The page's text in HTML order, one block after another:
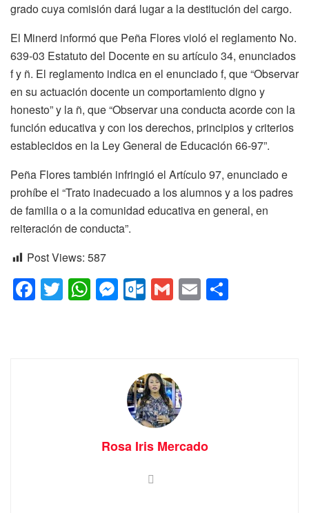
grado cuya comisión dará lugar a la destitución del cargo.
El Minerd informó que Peña Flores violó el reglamento No.
639-03 Estatuto del Docente en su artículo 34, enunciados
f y ñ. El reglamento indica en el enunciado f, que “Observar
en su actuación docente un comportamiento digno y
honesto” y la ñ, que “Observar una conducta acorde con la
función educativa y con los derechos, principios y criterios
establecidos en la Ley General de Educación 66-97”.
Peña Flores también infringió el Artículo 97, enunciado e
prohíbe el “Trato inadecuado a los alumnos y a los padres
de familia o a la comunidad educativa en general, en
reiteración de conducta”.
Post Views: 587
F
a
T
wi
W
h
M
e
g
er
O
ut
k.
c
o
m
G
m
E
m
Rosa Iris Mercado